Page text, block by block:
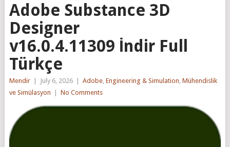
Adobe Substance 3D
Designer
v16.0.4.11309 İndir Full
Türkçe
Mendir July 6, 2026 Adobe, Engineering & Simulation, Mühendislik
ve Simülasyon
No Comments